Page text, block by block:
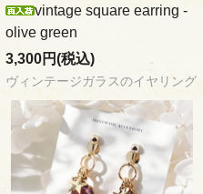
vintage square earring -
olive green
3,300円(税込)
ヴィンテージガラスのイヤリング